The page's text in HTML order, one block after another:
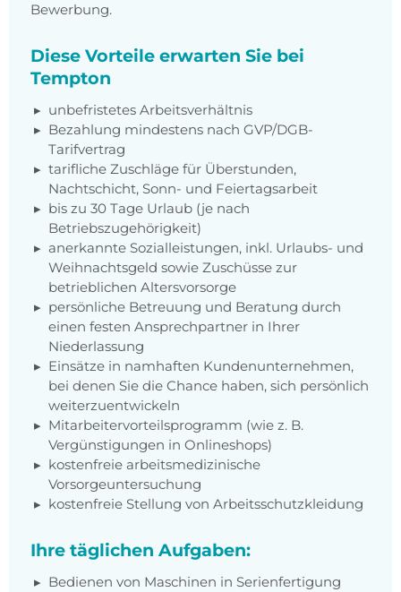
Bewerbung.
Diese Vorteile erwarten Sie bei
Tempton
unbefristetes Arbeitsverhältnis
Bezahlung mindestens nach GVP/DGB-
Tarifvertrag
tarifliche Zuschläge für Überstunden,
Nachtschicht, Sonn- und Feiertagsarbeit
bis zu 30 Tage Urlaub (je nach
Betriebszugehörigkeit)
anerkannte Sozialleistungen, inkl. Urlaubs- und
Weihnachtsgeld sowie Zuschüsse zur
betrieblichen Altersvorsorge
persönliche Betreuung und Beratung durch
einen festen Ansprechpartner in Ihrer
Niederlassung
Einsätze in namhaften Kundenunternehmen,
bei denen Sie die Chance haben, sich persönlich
weiterzuentwickeln
Mitarbeitervorteilsprogramm (wie z. B.
Vergünstigungen in Onlineshops)
kostenfreie arbeitsmedizinische
Vorsorgeuntersuchung
kostenfreie Stellung von Arbeitsschutzkleidung
Ihre täglichen Aufgaben:
Bedienen von Maschinen in Serienfertigung